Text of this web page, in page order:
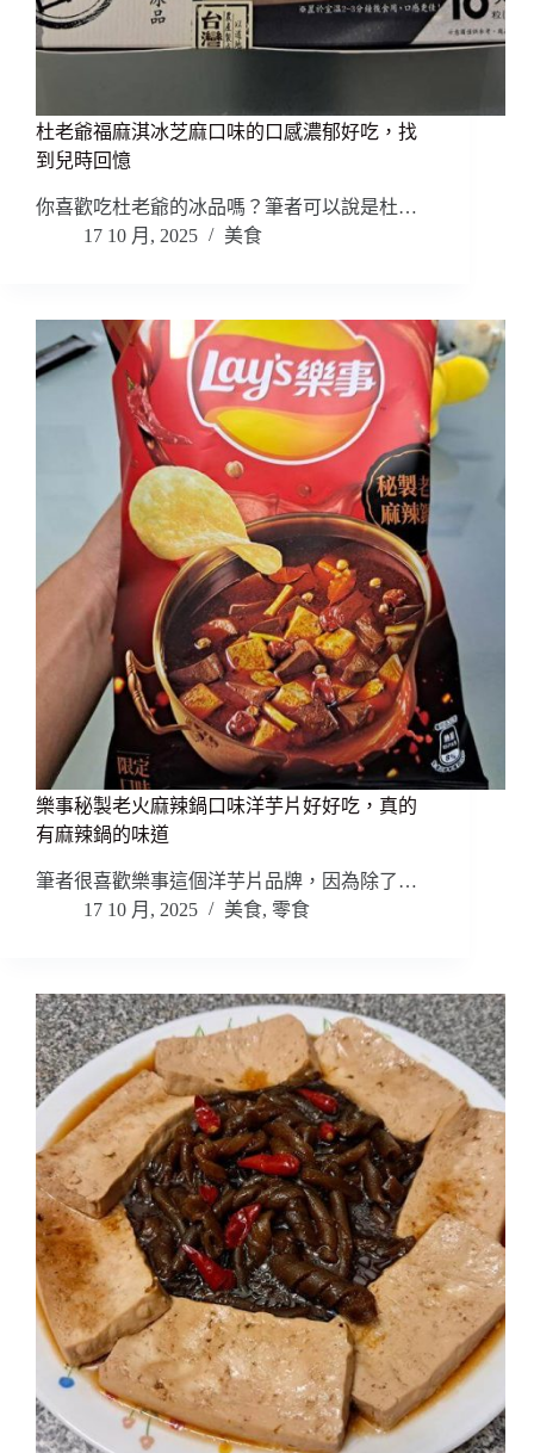
杜老爺福麻淇冰芝麻口味的口感濃郁好吃，找
到兒時回憶
你喜歡吃杜老爺的冰品嗎？筆者可以說是杜…
17 10 月, 2025
美食
樂事秘製老火麻辣鍋口味洋芋片好好吃，真的
有麻辣鍋的味道
筆者很喜歡樂事這個洋芋片品牌，因為除了…
17 10 月, 2025
美食, 零食